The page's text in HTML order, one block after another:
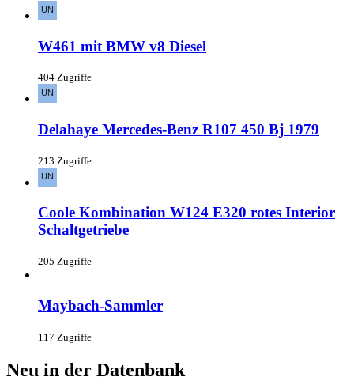
W461 mit BMW v8 Diesel
404 Zugriffe
Delahaye Mercedes-Benz R107 450 Bj 1979
213 Zugriffe
Coole Kombination W124 E320 rotes Interior
Schaltgetriebe
205 Zugriffe
Maybach-Sammler
117 Zugriffe
Neu in der Datenbank